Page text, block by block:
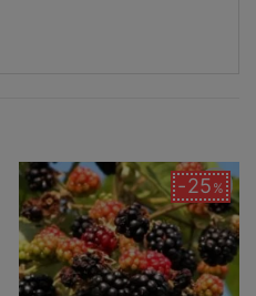
25%
Dodaj
do
listy
życzeń